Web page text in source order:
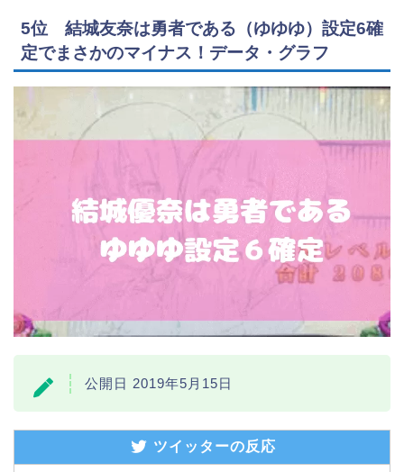
5位 結城友奈は勇者である（ゆゆゆ）設定6確
定でまさかのマイナス！データ・グラフ
公開日 2019年5月15日
ツイッターの反応